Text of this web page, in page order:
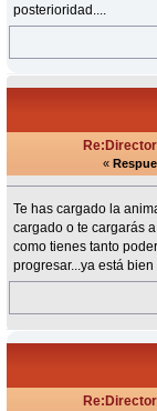
posterioridad....
«
Te has cargado la
cargado o te cargarás
como tienes tanto
progresar...ya está